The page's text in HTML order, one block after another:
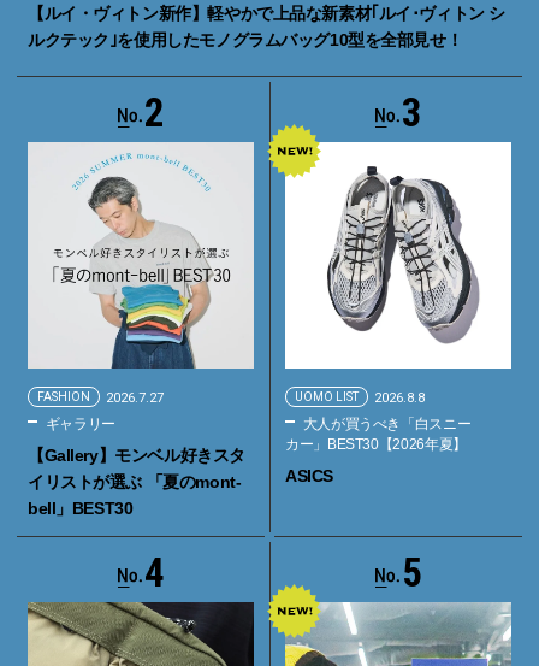
【ルイ・ヴィトン新作】軽やかで上品な新素材｢ルイ･ヴィトン シ
ルクテック｣を使用したモノグラムバッグ10型を全部見せ！
2
FASHION 2026.7.27
ギャラリー
【Gallery】モンベル好きスタ
イリストが選ぶ 「夏のmont-
bell」BEST30
3
UOMO LIST 2026.8.8
大人が買うべき「白スニー
カー」BEST30【2026年夏】
ASICS
4 5